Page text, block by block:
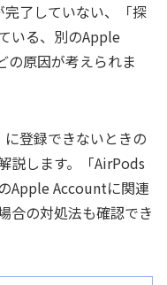
了していない、「探
いる、別のApple
の原因が考えられま
登録できないときの
説します。「AirPods
Apple Accountに関連
合の対処法も確認でき